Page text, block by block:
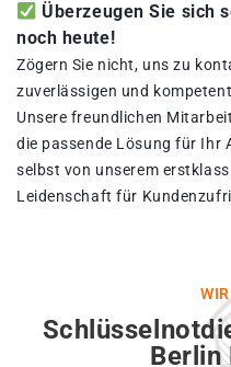
Überzeugen Sie sich
noch heute!
Zögern Sie nicht, uns zu
zuverlässigen und
Unsere freundlichen
die passende Lösung für Ihr
selbst von unserem
Leidenschaft für
Berlin